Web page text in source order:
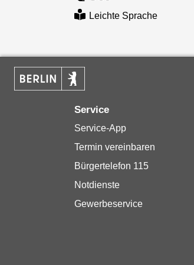
Leichte Sprache
Service
Service-App
Termin vereinbaren
Bürgertelefon 115
Notdienste
Gewerbeservice